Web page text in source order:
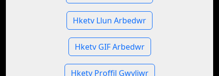
Hketv Llun Arbedwr
Hketv GIF Arbedwr
Hketv Proffil Gwyliwr